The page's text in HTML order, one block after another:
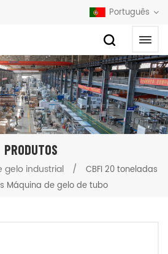
Português
PRODUTOS
gelo industrial /
CBFI 20 toneladas
Máquina de gelo de tubo